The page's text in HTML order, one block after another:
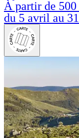
À partir de 500
du 5 avril au